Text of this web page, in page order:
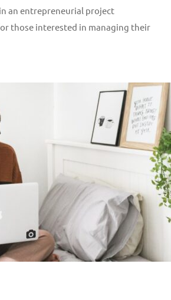
an entrepreneurial project
those interested in managing their